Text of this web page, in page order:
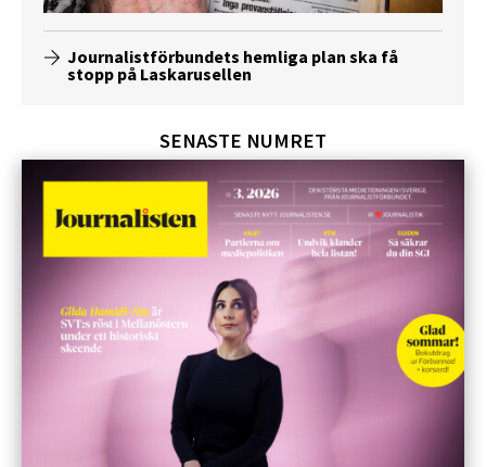
Journalistförbundets hemliga plan ska få
stopp på Laskarusellen
SENASTE NUMRET